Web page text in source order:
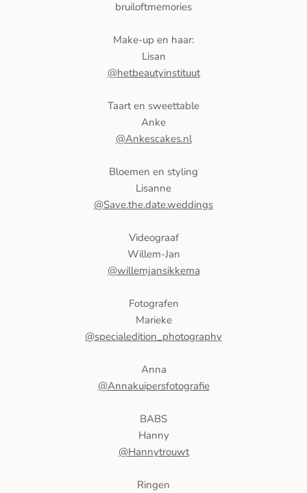
bruiloftmemories
Make-up en haar:
Lisan
@hetbeautyinstituut
Taart en sweettable
Anke
@Ankescakes.nl
Bloemen en styling
Lisanne
@Save.the.date.weddings
Videograaf
Willem-Jan
@willemjansikkema
Fotografen
Marieke
@specialedition_photography
Anna
@Annakuipersfotografie
BABS
Hanny
@Hannytrouwt
Ringen